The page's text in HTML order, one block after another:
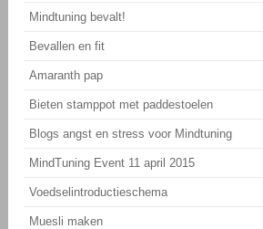
Mindtuning bevalt!
Bevallen en fit
Amaranth pap
Bieten stamppot met paddestoelen
Blogs angst en stress voor Mindtuning
MindTuning Event 11 april 2015
Voedselintroductieschema
Muesli maken